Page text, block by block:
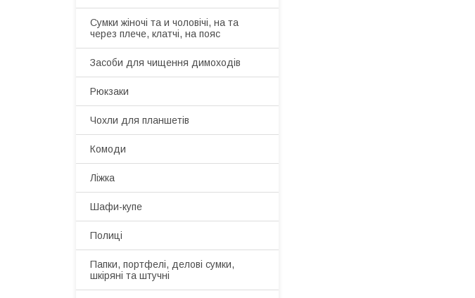
Сумки жіночі та и чоловічі, на та
через плече, клатчі, на пояс
Засоби для чищення димоходів
Рюкзаки
Чохли для планшетів
Комоди
Ліжка
Шафи-купе
Полиці
Папки, портфелі, делові сумки,
шкіряні та штучні